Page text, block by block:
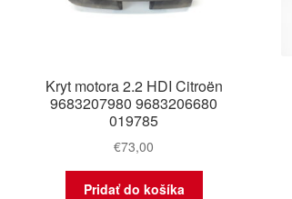
Kryt motora 2.2 HDI Citroën
9683207980 9683206680
019785
€73,00
Pridať do košíka